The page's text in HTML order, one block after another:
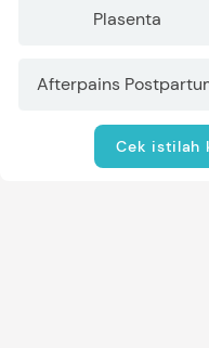
Plasenta
Afterpains
Cek istilah